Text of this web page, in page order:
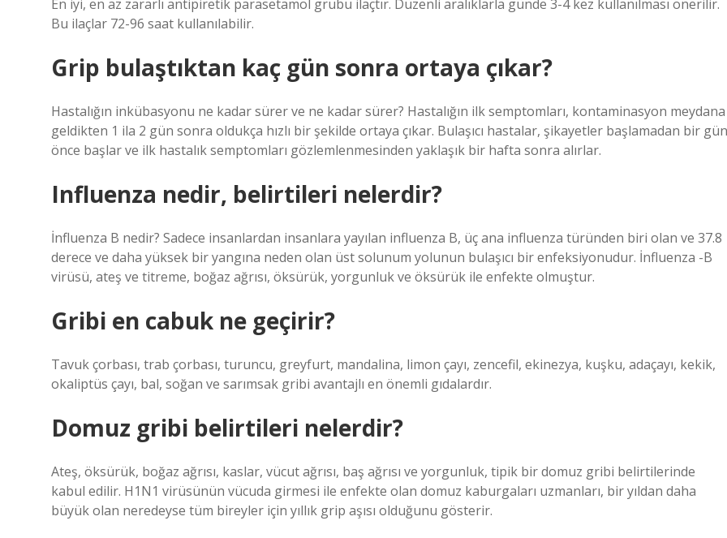
En iyi, en az zararlı antipiretik parasetamol grubu ilaçtır. Düzenli aralıklarla günde 3-4 kez kullanılması önerilir.
Bu ilaçlar 72-96 saat kullanılabilir.
Grip bulaştıktan kaç gün sonra ortaya çıkar?
Hastalığın inkübasyonu ne kadar sürer ve ne kadar sürer? Hastalığın ilk semptomları, kontaminasyon meydana
geldikten 1 ila 2 gün sonra oldukça hızlı bir şekilde ortaya çıkar. Bulaşıcı hastalar, şikayetler başlamadan bir gün
önce başlar ve ilk hastalık semptomları gözlemlenmesinden yaklaşık bir hafta sonra alırlar.
Influenza nedir, belirtileri nelerdir?
İnfluenza B nedir? Sadece insanlardan insanlara yayılan influenza B, üç ana influenza türünden biri olan ve 37.8
derece ve daha yüksek bir yangına neden olan üst solunum yolunun bulaşıcı bir enfeksiyonudur. İnfluenza -B
virüsü, ateş ve titreme, boğaz ağrısı, öksürük, yorgunluk ve öksürük ile enfekte olmuştur.
Gribi en cabuk ne geçirir?
Tavuk çorbası, trab çorbası, turuncu, greyfurt, mandalina, limon çayı, zencefil, ekinezya, kuşku, adaçayı, kekik,
okaliptüs çayı, bal, soğan ve sarımsak gribi avantajlı en önemli gıdalardır.
Domuz gribi belirtileri nelerdir?
Ateş, öksürük, boğaz ağrısı, kaslar, vücut ağrısı, baş ağrısı ve yorgunluk, tipik bir domuz gribi belirtilerinde
kabul edilir. H1N1 virüsünün vücuda girmesi ile enfekte olan domuz kaburgaları uzmanları, bir yıldan daha
büyük olan neredeyse tüm bireyler için yıllık grip aşısı olduğunu gösterir.